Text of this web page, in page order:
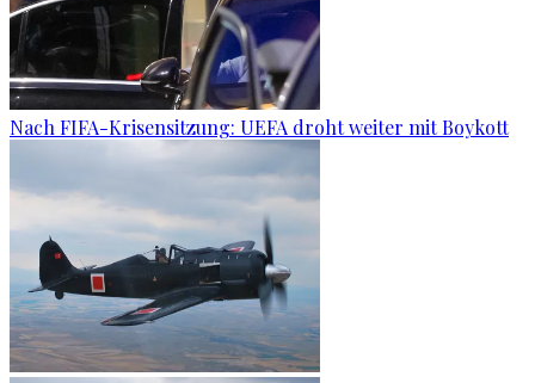
Nach FIFA-Krisensitzung: UEFA droht weiter mit Boykott